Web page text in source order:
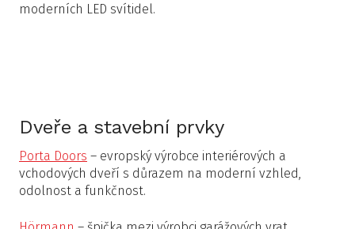
moderních LED svítidel.
Dveře a stavební prvky
Porta Doors – evropský výrobce interiérových a
vchodových dveří s důrazem na moderní vzhled,
odolnost a funkčnost.